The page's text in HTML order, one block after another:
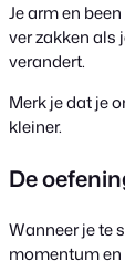
Je arm en
ver zakken als
verandert.
Merk je dat je
kleiner.
De
Wanneer je te
momentum